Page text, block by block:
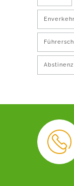
Enverkehr
Abstinenz